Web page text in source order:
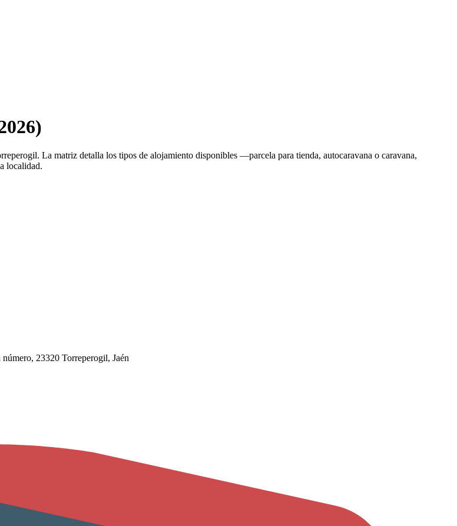
La matriz detalla los tipos de alojamiento disponibles —parcela para tienda, autocaravana o caravana,
localidad.
23320 Torreperogil, Jaén